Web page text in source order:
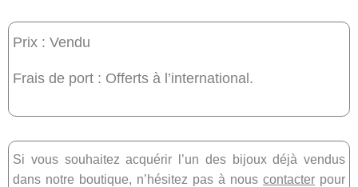
Prix : Vendu
Frais de port : Offerts à l’international.
Si vous souhaitez acquérir l’un des bijoux déjà vendus
dans notre boutique, n’hésitez pas à nous contacter pour